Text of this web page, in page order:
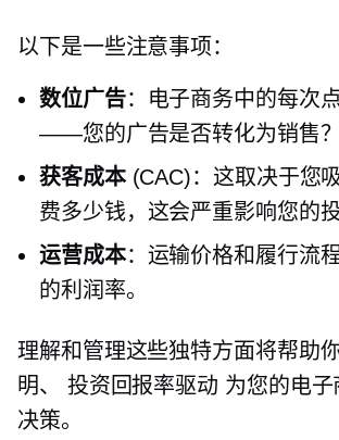
以下是一些注意事项：
数位广告：电子商务中的每次
——您的广告是否转化为销售？
获客成本(CAC)：这取决于您
费多少钱，这会严重影响您的
运营成本：运输价格和履行流
的利润率。
理解和管理这些独特方面将帮助
明、 投资回报率驱动 为您的电
决策。